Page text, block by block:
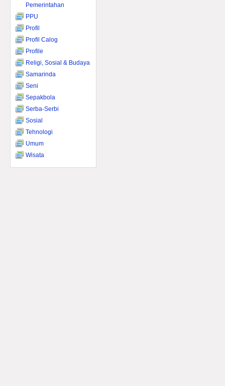
Pemerintahan
PPU
Profil
Profil Calog
Profile
Religi, Sosial & Budaya
Samarinda
Seni
Sepakbola
Serba-Serbi
Sosial
Tehnologi
Umum
Wisata